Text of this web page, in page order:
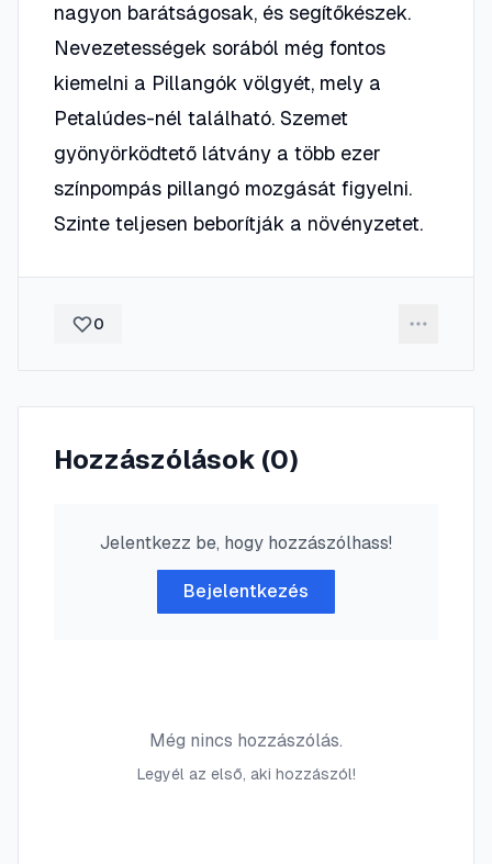
nagyon barátságosak, és segítőkészek.
Nevezetességek sorából még fontos
kiemelni a Pillangók völgyét, mely a
Petalúdes-nél található. Szemet
gyönyörködtető látvány a több ezer
színpompás pillangó mozgását figyelni.
Szinte teljesen beborítják a növényzetet.
0
Hozzászólások (0)
Jelentkezz be, hogy hozzászólhass!
Bejelentkezés
Még nincs hozzászólás.
Legyél az első, aki hozzászól!